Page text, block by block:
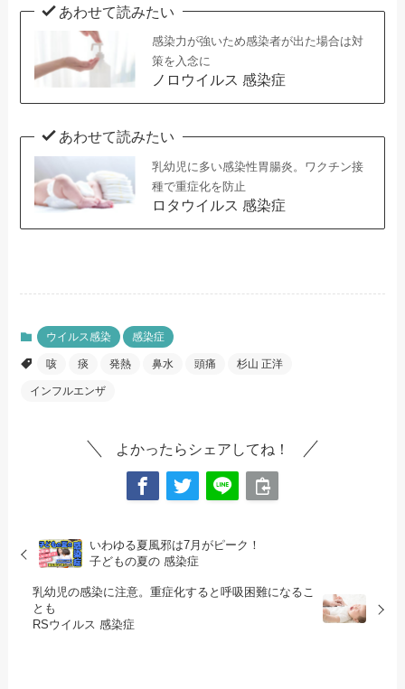
あわせて読みたい
感染力が強いため感染者が出た場合は対
策を入念に
ノロウイルス 感染症
あわせて読みたい
乳幼児に多い感染性胃腸炎。ワクチン接
種で重症化を防止
ロタウイルス 感染症
ウイルス感染 感染症
咳 痰 発熱 鼻水 頭痛 杉山 正洋
インフルエンザ
よかったらシェアしてね！
いわゆる夏風邪は7月がピーク！
子どもの夏の 感染症
乳幼児の感染に注意。重症化すると呼吸困難になるこ
とも
RSウイルス 感染症